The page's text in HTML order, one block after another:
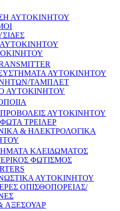
ΑΥΤΟΚΙΝΗΤΟΥ
ΑΥΤΟΚΙΝΗΤΟΥ
ΑΥΤΟΚΙΝΗΤΟΥ
ΤΑΜΠΛΕΤ
ΑΥΤΟΚΙΝΗΤΟΥ
ΠΡΟΒΟΛΕΙΣ ΑΥΤΟΚΙΝΗΤΟΥ
ΦΩΤΑ ΤΡΕΙΛΕΡ
& ΗΛΕΚΤΡΟΛΟΓΙΚΑ
ΚΛΕΙΔΩΜΑΤΟΣ
ΦΩΤΙΣΜΟΣ
ΑΥΤΟΚΙΝΗΤΟΥ
ΟΠΙΣΘΟΠΟΡΕΙΑΣ/
ΑΞΕΣΟΥΑΡ